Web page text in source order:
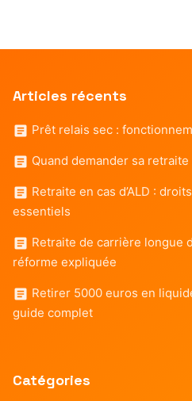
Articles récents
Prêt relais sec :
Quand demander sa
Retraite en cas d’ALD :
essentiels
Retraite de carrière longue
réforme expliquée
Retirer 5000 euros en
guide complet
Catégories